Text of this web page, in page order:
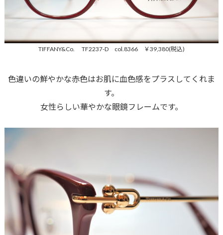
TIFFANY&Co. TF2237-D col.8366 ￥39,380(税込)
色違いの鮮やかな赤色はお肌に血色感をプラスしてくれま
す。
女性らしい華やかな眼鏡フレームです。